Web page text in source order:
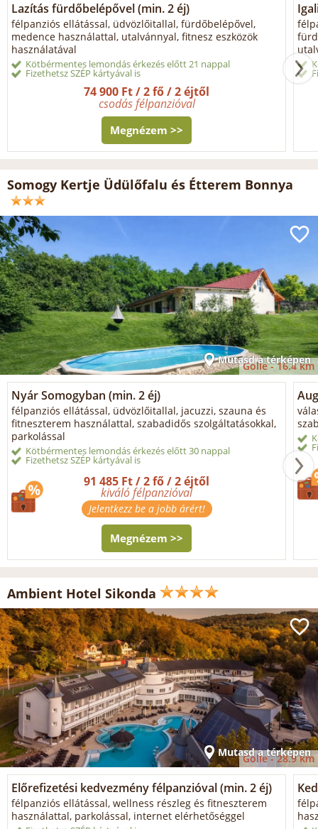
Lazítás fürdőbelépővel (min. 2 éj)
félpanziós ellátással, üdvözlőitallal, fürdőbelépővel,
medence használattal, utalvánnyal, fitnesz eszközök
használatával
Kötbérmentes lemondás érkezés előtt 21 nappal
Fizethetsz SZÉP kártyával is
74 900 Ft / 2 fő / 2 éjtől
csodás félpanzióval
Megnézem >>
Somogy Kertje Üdülőfalu és Étterem Bonnya
Mutasd a térképen
Gölle -16.4 km
Nyár Somogyban (min. 2 éj)
félpanziós ellátással, üdvözlőitallal, jacuzzi, szauna és
fitneszterem használattal, szabadidős szolgáltatásokkal,
parkolással
Kötbérmentes lemondás érkezés előtt 30 nappal
Fizethetsz SZÉP kártyával is
91 485 Ft / 2 fő / 2 éjtől
kiváló félpanzióval
Jelentkezz be a jobb árért!
Megnézem >>
Ambient Hotel Sikonda
Mutasd a térképen
Gölle -28.9 km
Előrefizetési kedvezmény félpanzióval (min. 2 éj)
félpanziós ellátással, wellness részleg és fitneszterem
használattal, parkolással, internet elérhetőséggel